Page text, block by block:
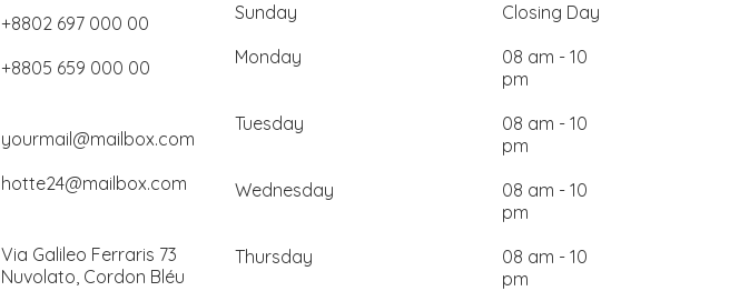
+8802 697 000 00
+8805 659 000 00
yourmail@mailbox.com
hotte24@mailbox.com
Via Galileo Ferraris 73
Nuvolato, Cordon Bléu
Sunday
Closing Day
Monday
08 am - 10
pm
Tuesday
08 am - 10
pm
Wednesday
08 am - 10
pm
Thursday
08 am - 10
pm